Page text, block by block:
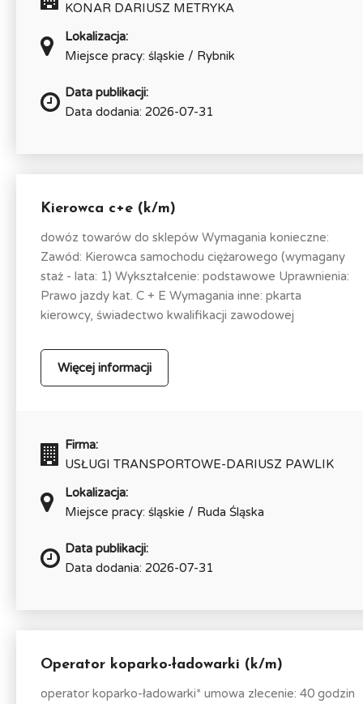
KONAR DARIUSZ METRYKA
Lokalizacja:
Miejsce pracy: śląskie / Rybnik
Data publikacji:
Data dodania: 2026-07-31
Kierowca c+e (k/m)
dowóz towarów do sklepów Wymagania konieczne:
Zawód: Kierowca samochodu ciężarowego (wymagany
staż - lata: 1) Wykształcenie: podstawowe Uprawnienia:
Prawo jazdy kat. C + E Wymagania inne: pkarta
kierowcy, świadectwo kwalifikacji zawodowej
Więcej informacji
Firma:
USŁUGI TRANSPORTOWE-DARIUSZ PAWLIK
Lokalizacja:
Miejsce pracy: śląskie / Ruda Śląska
Data publikacji:
Data dodania: 2026-07-31
Operator koparko-ładowarki (k/m)
operator koparko-ładowarki* umowa zlecenie: 40 godzin